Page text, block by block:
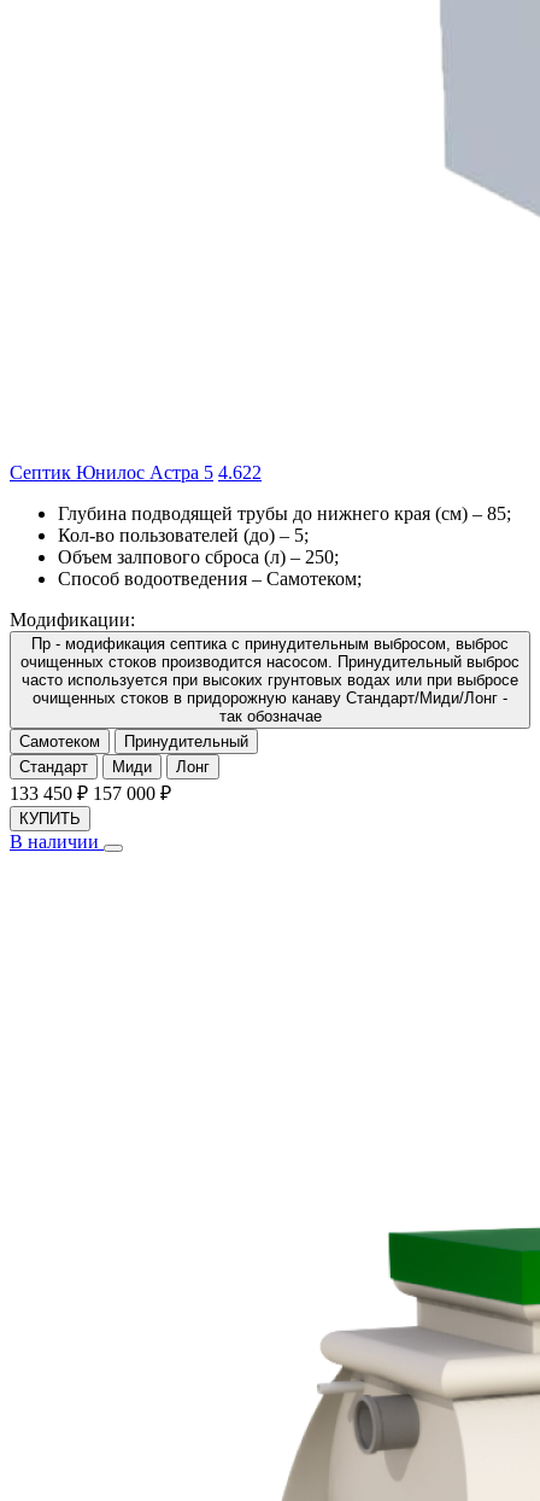
Септик Юнилос Астра 5 4.622
Глубина подводящей трубы до нижнего края (см) – 85;
Кол-во пользователей (до) – 5;
Объем залпового сброса (л) – 250;
Способ водоотведения – Самотеком;
Модификации:
Пр - модификация септика с принудительным выбросом, выброс
очищенных стоков производится насосом. Принудительный выброс
часто используется при высоких грунтовых водах или при выбросе
очищенных стоков в придорожную канаву Стандарт/Миди/Лонг -
так обозначае
Самотеком
Принудительный
Стандарт
Миди Лонг
133 450 ₽ 157 000 ₽
КУПИТЬ
В наличии